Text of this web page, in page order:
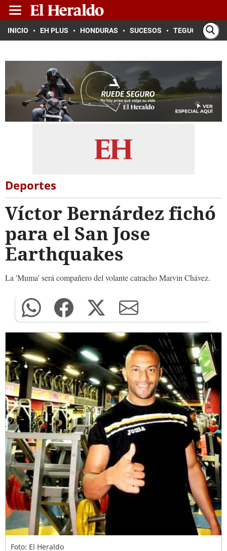
INICIO EH PLUS HONDURAS SUCESOS TEGUCIGALPA
Deportes
Víctor Bernárdez fichó
para el San Jose
Earthquakes
La 'Muma' será compañero del volante catracho Marvin Chávez.
Foto: El Heraldo